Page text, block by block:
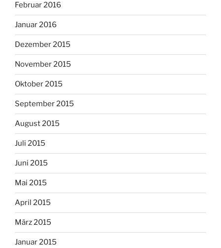
Februar 2016
Januar 2016
Dezember 2015
November 2015
Oktober 2015
September 2015
August 2015
Juli 2015
Juni 2015
Mai 2015
April 2015
März 2015
Januar 2015